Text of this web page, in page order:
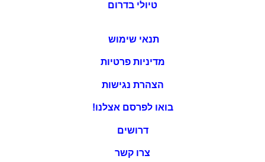
טיולי בדרום
תנאי שימוש
מדיניות פרטיות
הצהרת נגישות
בואו לפרסם אצלנו!
דרושים
צרו קשר